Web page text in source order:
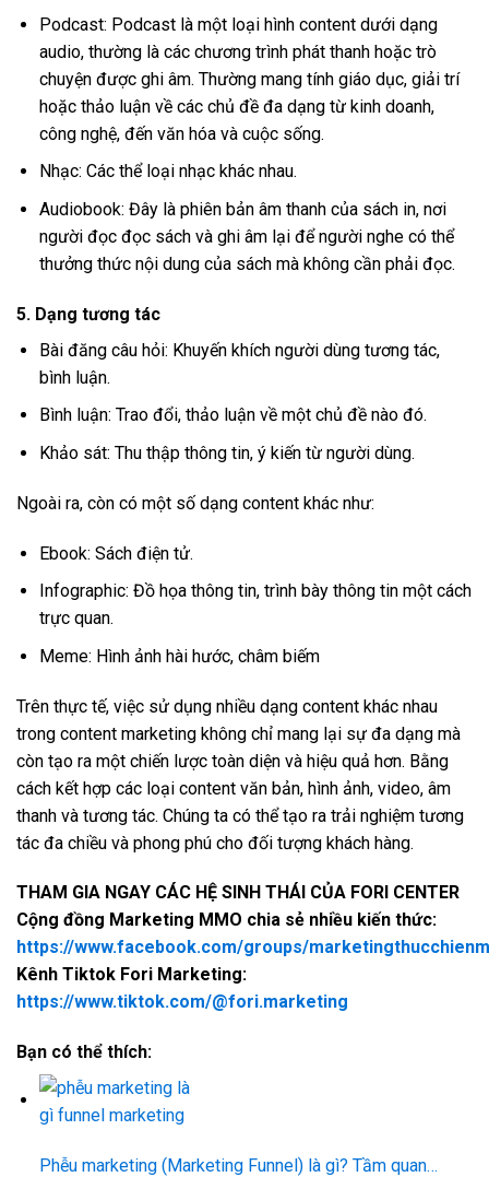
Podcast: Podcast là một loại hình content dưới dạng
audio, thường là các chương trình phát thanh hoặc trò
chuyện được ghi âm. Thường mang tính giáo dục, giải trí
hoặc thảo luận về các chủ đề đa dạng từ kinh doanh,
công nghệ, đến văn hóa và cuộc sống.
Nhạc: Các thể loại nhạc khác nhau.
Audiobook: Đây là phiên bản âm thanh của sách in, nơi
người đọc đọc sách và ghi âm lại để người nghe có thể
thưởng thức nội dung của sách mà không cần phải đọc.
5. Dạng tương tác
Bài đăng câu hỏi: Khuyến khích người dùng tương tác,
bình luận.
Bình luận: Trao đổi, thảo luận về một chủ đề nào đó.
Khảo sát: Thu thập thông tin, ý kiến từ người dùng.
Ngoài ra, còn có một số dạng content khác như:
Ebook: Sách điện tử.
Infographic: Đồ họa thông tin, trình bày thông tin một cách
trực quan.
Meme: Hình ảnh hài hước, châm biếm
Trên thực tế, việc sử dụng nhiều dạng content khác nhau
trong content marketing không chỉ mang lại sự đa dạng mà
còn tạo ra một chiến lược toàn diện và hiệu quả hơn. Bằng
cách kết hợp các loại content văn bản, hình ảnh, video, âm
thanh và tương tác. Chúng ta có thể tạo ra trải nghiệm tương
tác đa chiều và phong phú cho đối tượng khách hàng.
THAM GIA NGAY CÁC HỆ SINH THÁI CỦA FORI CENTER
Cộng đồng Marketing MMO chia sẻ nhiều kiến thức:
https://www.facebook.com/groups/
Kênh Tiktok Fori Marketing:
https://www.tiktok.com/@fori.marketing
Bạn có thể thích:
Phễu marketing (Marketing Funnel) là gì? Tầm quan…